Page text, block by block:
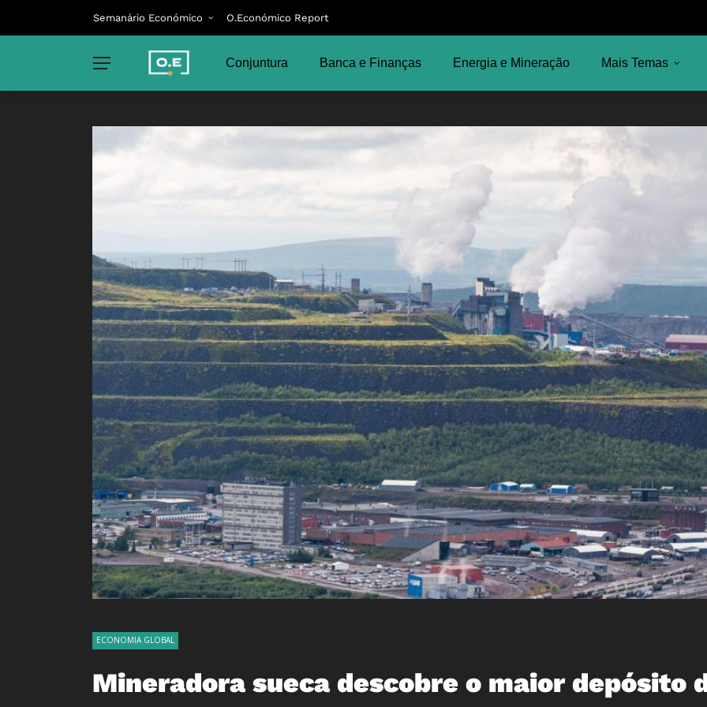
Semanário Económico O.Económico Report
Conjuntura Banca e Finanças Energia e Mineração Mais Temas
ECONOMIA GLOBAL
Mineradora sueca descobre o maior depósito